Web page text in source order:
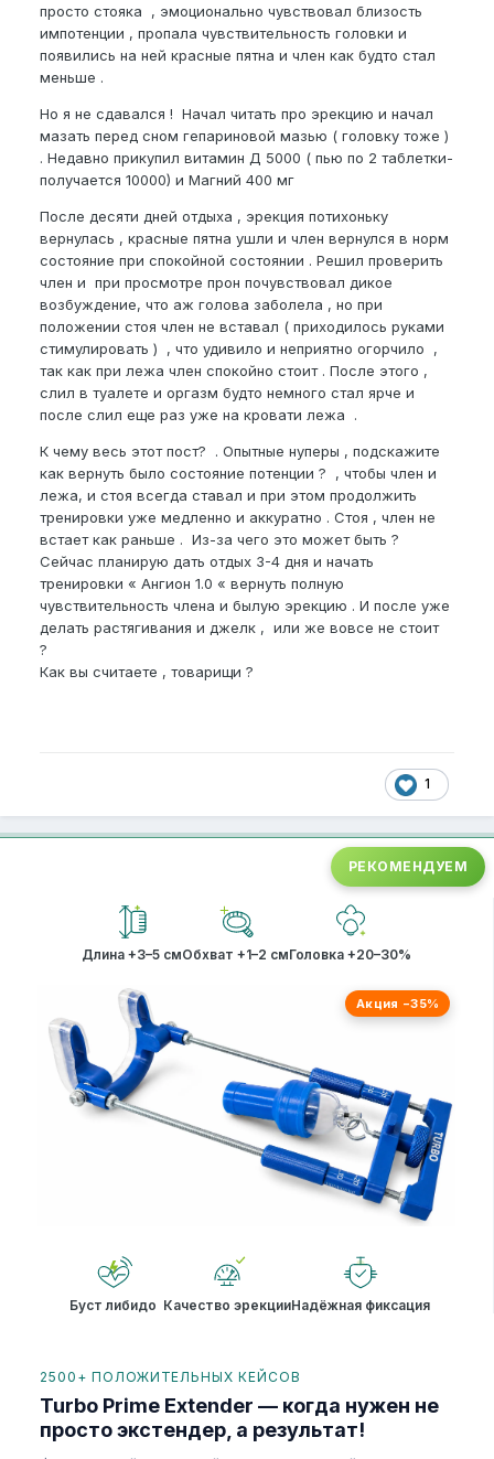
просто стояка , эмоционально чувствовал близость
импотенции , пропала чувствительность головки и
появились на ней красные пятна и член как будто стал
меньше .
Но я не сдавался ! Начал читать про эрекцию и начал
мазать перед сном гепариновой мазью ( головку тоже )
. Недавно прикупил витамин Д 5000 ( пью по 2 таблетки-
получается 10000) и Магний 400 мг
После десяти дней отдыха , эрекция потихоньку
вернулась , красные пятна ушли и член вернулся в норм
состояние при спокойной состоянии . Решил проверить
член и при просмотре прон почувствовал дикое
возбуждение, что аж голова заболела , но при
положении стоя член не вставал ( приходилось руками
стимулировать ) , что удивило и неприятно огорчило ,
так как при лежа член спокойно стоит . После этого ,
слил в туалете и оргазм будто немного стал ярче и
после слил еще раз уже на кровати лежа .
К чему весь этот пост? . Опытные нуперы , подскажите
как вернуть было состояние потенции ? , чтобы член и
лежа, и стоя всегда ставал и при этом продолжить
тренировки уже медленно и аккуратно . Стоя , член не
встает как раньше . Из-за чего это может быть ?
Сейчас планирую дать отдых 3-4 дня и начать
тренировки « Ангион 1.0 « вернуть полную
чувствительность члена и былую эрекцию . И после уже
делать растягивания и джелк , или же вовсе не стоит
?
Как вы считаете , товарищи ?
1
РЕКОМЕНДУЕМ
Длина +3–5 смОбхват +1–2 смГоловка +20–30%
Акция −35%
Буст либидо Качество эрекцииНадёжная фиксация
2500+ ПОЛОЖИТЕЛЬНЫХ КЕЙСОВ
Turbo Prime Extender — когда нужен не
просто экстендер, а результат!